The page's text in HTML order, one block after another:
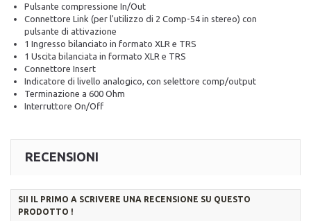
Pulsante compressione In/Out
Connettore Link (per l'utilizzo di 2 Comp-54 in stereo) con
pulsante di attivazione
1 Ingresso bilanciato in formato XLR e TRS
1 Uscita bilanciata in formato XLR e TRS
Connettore Insert
Indicatore di livello analogico, con selettore comp/output
Terminazione a 600 Ohm
Interruttore On/Off
RECENSIONI
SII IL PRIMO A SCRIVERE UNA RECENSIONE SU QUESTO
PRODOTTO !